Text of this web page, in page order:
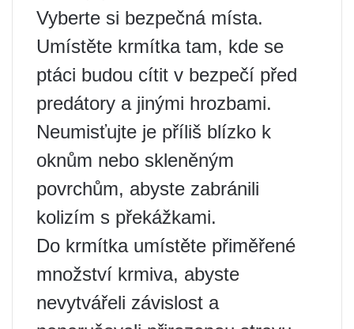
Vyberte si bezpečná místa.
Umístěte krmítka tam, kde se
ptáci budou cítit v bezpečí před
predátory a jinými hrozbami.
Neumisťujte je příliš blízko k
oknům nebo skleněným
povrchům, abyste zabránili
kolizím s překážkami.
Do krmítka umístěte přiměřené
množství krmiva, abyste
nevytvářeli závislost a